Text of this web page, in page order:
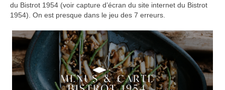
du Bistrot 1954 (voir capture d’écran du site internet du Bistrot
1954). On est presque dans le jeu des 7 erreurs.